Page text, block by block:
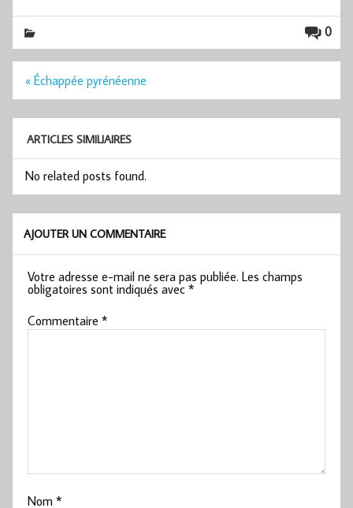
0
Navigation
« Échappée pyrénéenne
ARTICLES SIMILIAIRES
No related posts found.
AJOUTER UN COMMENTAIRE
Votre adresse e-mail ne sera pas publiée. Les champs
obligatoires sont indiqués avec*
Commentaire*
Nom*